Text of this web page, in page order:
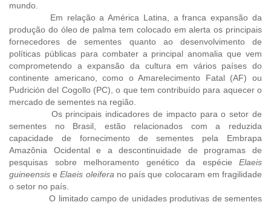
mundo.
Em relação a América Latina, a franca expansão da
produção do óleo de palma tem colocado em alerta os principais
fornecedores de sementes quanto ao desenvolvimento de
políticas públicas para combater a principal anomalia que vem
comprometendo a expansão da cultura em vários países do
continente americano, como o Amarelecimento Fatal (AF) ou
Pudrición del Cogollo (PC), o que tem contribuído para aquecer o
mercado de sementes na região.
Os principais indicadores de impacto para o setor de
sementes no Brasil, estão relacionados com a reduzida
capacidade de fornecimento de sementes pela Embrapa
Amazônia Ocidental e a descontinuidade de programas de
pesquisas sobre melhoramento genético da espécie Elaeis
guineensis eElaeis oleifera no país que colocaram em fragilidade
o setor no país.
O limitado campo de unidades produtivas de sementes